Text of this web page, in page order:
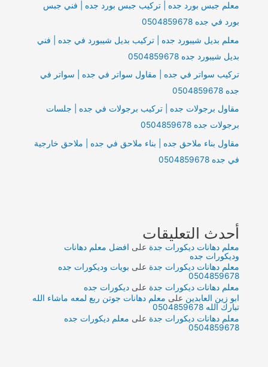
معلم جبس بورد جده | تركيب جبس بورد جده | فني جبس
بورد في جده 0504859678
معلم بديل شيبورد جده | تركيب بديل شيبورد في جده | فني
بديل شيبورد جده 0504859678
تركيب سواتر في جده | مقاول سواتر في جده | سواتر في
جده 0504859678
مقاول برجولات جده | تركيب برجولات في جده | جلسات
برجولات جده 0504859678
مقاول بناء ملاحق جده | بناء ملاحق في جده | ملاحق خارجية
في جده 0504859678
أحدث التعليقات
معلم دهانات ديكورات جدة على افضل معلم دهانات
وديكورات جده
معلم دهانات ديكورات جدة على بويات وديكورات جده
0504859678
معلم دهانات ديكورات جدة علىديكورات جده
ابو زين العابدين على معلم دهانات جوتن ربع لمعه ماشاء الله
تبارك الله 0504859678
معلم دهانات ديكورات جدة على معلم ديكورات جده
0504859678